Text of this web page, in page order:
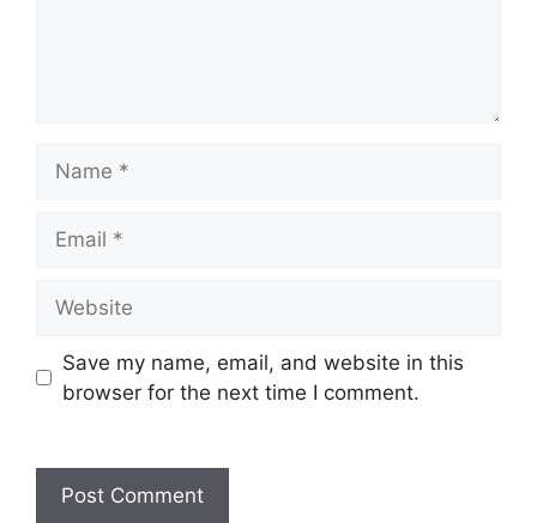
Save my name, email, and website in this
browser for the next time I comment.